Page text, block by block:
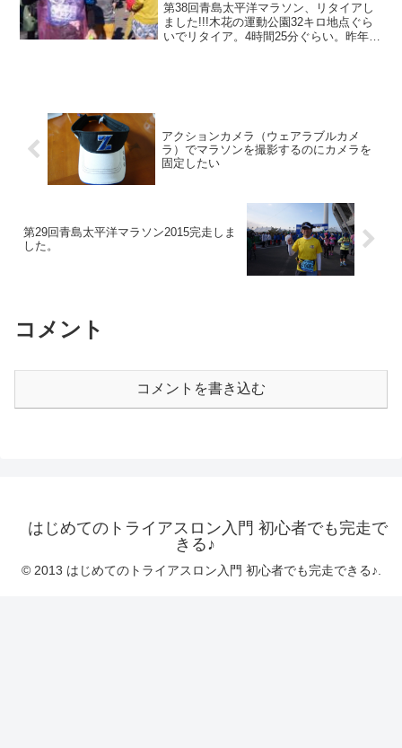
第38回青島太平洋マラソン、リタイアし
ました!!!木花の運動公園32キロ地点ぐら
いでリタイア。4時間25分ぐらい。昨年が
アクションカメラ（ウェアラブルカメ
ラ）でマラソンを撮影するのにカメラを
固定したい
第29回青島太平洋マラソン2015完走しま
した。
コメント
コメントを書き込む
はじめてのトライアスロン入門 初心者でも完走で
きる♪
© 2013 はじめてのトライアスロン入門 初心者でも完走できる♪.